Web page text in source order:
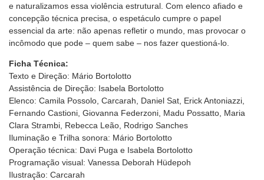
e naturalizamos essa violência estrutural. Com elenco afiado e
concepção técnica precisa, o espetáculo cumpre o papel
essencial da arte: não apenas refletir o mundo, mas provocar o
incômodo que pode – quem sabe – nos fazer questioná-lo.
Ficha Técnica:
Texto e Direção: Mário Bortolotto
Assistência de Direção: Isabela Bortolotto
Elenco: Camila Possolo, Carcarah, Daniel Sat, Erick Antoniazzi,
Fernando Castioni, Giovanna Federzoni, Madu Possatto, Maria
Clara Strambi, Rebecca Leão, Rodrigo Sanches
Iluminação e Trilha sonora: Mário Bortolotto
Operação técnica: Davi Puga e Isabela Bortolotto
Programação visual: Vanessa Deborah Hüdepoh
Ilustração: Carcarah